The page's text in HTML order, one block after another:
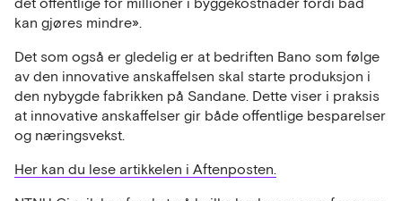
kan gjøres mindre».
Det som også er gledelig er at bedriften Bano som følge
av den innovative anskaffelsen skal starte produksjon i
den nybygde fabrikken på Sandane. Dette viser i praksis
at innovative anskaffelser gir både offentlige besparelser
og næringsvekst.
Her kan du lese artikkelen i Aftenposten.